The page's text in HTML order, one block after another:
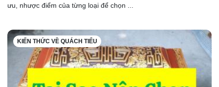
ưu, nhược điểm của từng loại để chọn ...
KIẾN THỨC VỀ QUÁCH TIỂU